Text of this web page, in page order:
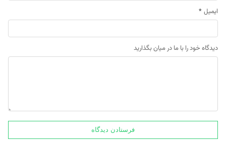
ایمیل *
دیدگاه خود را با ما در میان بگذارید